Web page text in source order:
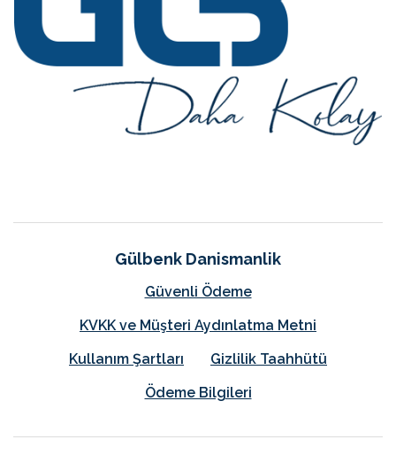
Gülbenk Danismanlik
Güvenli Ödeme
KVKK ve Müşteri Aydınlatma Metni
Kullanım Şartları
Gizlilik Taahhütü
Ödeme Bilgileri